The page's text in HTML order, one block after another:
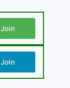
Join
Join